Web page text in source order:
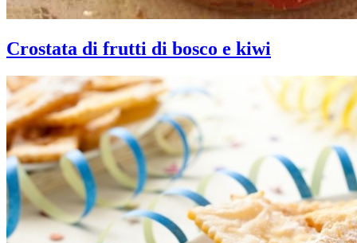
Crostata di frutti di bosco e kiwi